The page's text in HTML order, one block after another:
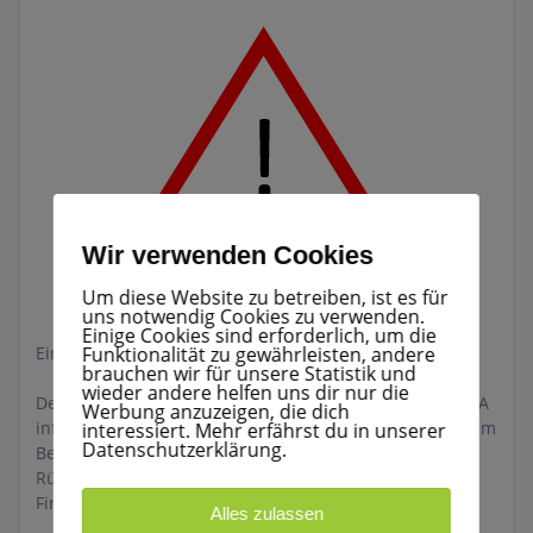
Einsatz Nr.: 011/2022 01.03.22 10:00 Uhr
Der Kommandant wurde durch den Betreiber einer BMA
informiert das an der Brandmeldeanlage eine Störung im
Bereich des FSD vorliegt, nach Erkundung und
Rücksprache mit dem Betreiber und der betreuenden
Firma konnte das Problem gelöst werden.
Wir verwenden Cookies
Um diese Website zu betreiben, ist es für
uns notwendig Cookies zu verwenden.
Einige Cookies sind erforderlich, um die
Funktionalität zu gewährleisten, andere
brauchen wir für unsere Statistik und
wieder andere helfen uns dir nur die
Werbung anzuzeigen, die dich
interessiert. Mehr erfährst du in unserer
Datenschutzerklärung.
Alles zulassen